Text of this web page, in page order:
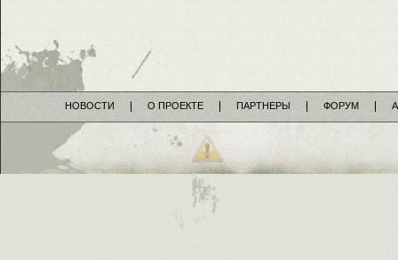
НОВОСТИ О ПРОЕКТЕ ПАРТНЕРЫ ФОРУМ